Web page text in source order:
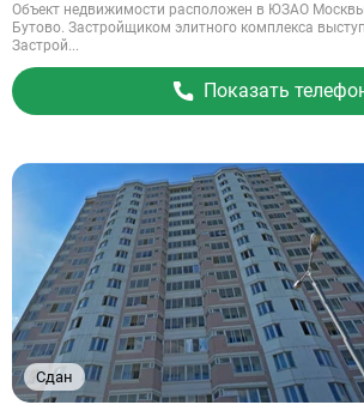
Объект недвижимости расположен в ЮЗАО
Бутово. Застройщиком элитного комплекса
Застрой...
Показать
Сдан